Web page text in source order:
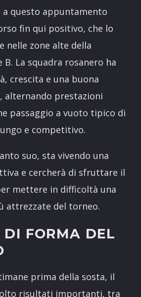
a questo appuntamento
fin qui positivo, che lo
nelle zone alte della
B. La squadra rosanero ha
crescita e una buona
alternando prestazioni
passaggio a vuoto tipico di
e competitivo.
suo, sta vivendo una
e cercherà di sfruttare il
mettere in difficoltà una
attrezzate del torneo.
DI FORMA DEL
prima della sosta, il
risultati importanti, tra